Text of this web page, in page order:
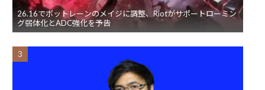
26.16でボットレーンのメイジに調整、Riotがサポートローミン
グ弱体化とADC強化を予告